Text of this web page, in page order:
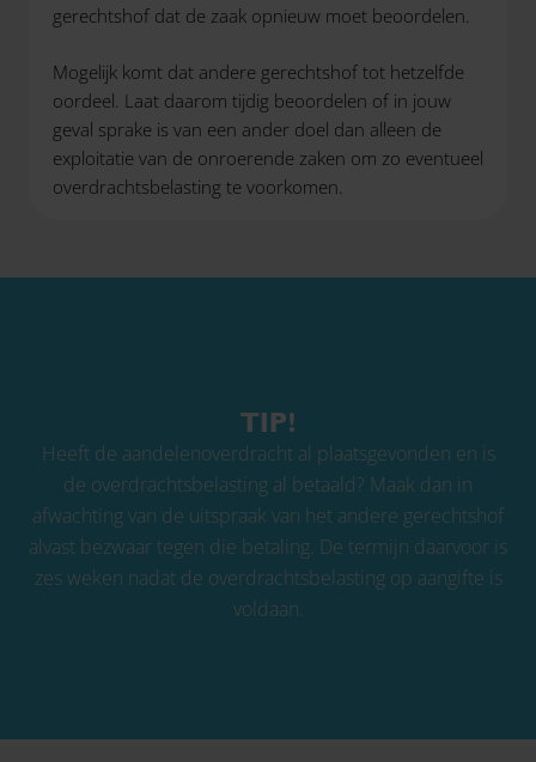
gerechtshof dat de zaak opnieuw moet beoordelen.
Mogelijk komt dat andere gerechtshof tot hetzelfde
oordeel. Laat daarom tijdig beoordelen of in jouw
geval sprake is van een ander doel dan alleen de
exploitatie van de onroerende zaken om zo eventueel
overdrachtsbelasting te voorkomen.
TIP!
Heeft de aandelenoverdracht al plaatsgevonden en is
de overdrachtsbelasting al betaald? Maak dan in
afwachting van de uitspraak van het andere gerechtshof
alvast bezwaar tegen die betaling. De termijn daarvoor is
zes weken nadat de overdrachtsbelasting op aangifte is
voldaan.